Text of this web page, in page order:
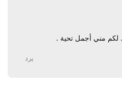
لكم مني أجمل تحية .
يرد